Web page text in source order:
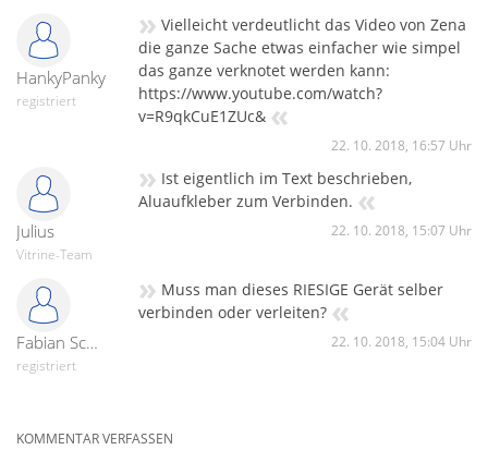
soll.
HankyPanky
registriert
» Vielleicht verdeutlicht das Video von Zena
die ganze Sache etwas einfacher wie simpel
das ganze verknotet werden kann:
https://www.youtube.com/watch?
v=R9qkCuE1ZUc& «
22. 10. 2018, 16:57 Uhr
Julius
Vitrine-Team
» Ist eigentlich im Text beschrieben,
Aluaufkleber zum Verbinden. «
22. 10. 2018, 15:07 Uhr
Fabian Scheffler
registriert
» Muss man dieses RIESIGE Gerät selber
verbinden oder verleiten? «
22. 10. 2018, 15:04 Uhr
KOMMENTAR VERFASSEN